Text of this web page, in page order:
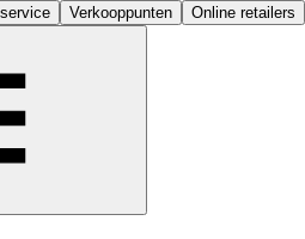
Verkooppunten Online retailers